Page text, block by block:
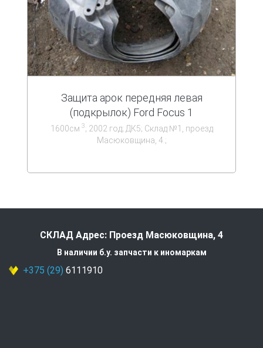
Защита арок передняя левая
(подкрылок) Ford Focus 1
1600см 3; 2002 год; ДК5; Склад №1, проезд
Масюковщина, 4.;
СКЛАД Адрес: Проезд Масюковщина, 4
В наличии б.у. запчасти к иномаркам
+375 (29) 6111910